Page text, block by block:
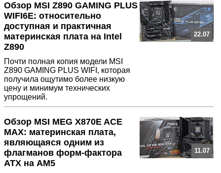
Обзор MSI Z890 GAMING PLUS
WIFI6E: относительно
доступная и практичная
материнская плата на Intel
Z890
Почти полная копия модели MSI
Z890 GAMING PLUS WIFI, которая
получила ощутимо более низкую
цену и минимум технических
упрощений.
22.07
Обзор MSI MEG X870E ACE
MAX: материнская плата,
являющаяся одним из
флагманов форм-фактора
ATX на AM5
11.07